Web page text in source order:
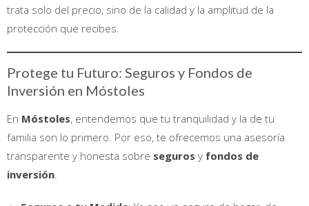
trata solo del precio, sino de la calidad y la amplitud de la
protección que recibes.
Protege tu Futuro: Seguros y Fondos de
Inversión en Móstoles
En Móstoles, entendemos que tu tranquilidad y la de tu
familia son lo primero. Por eso, te ofrecemos una asesoría
transparente y honesta sobre seguros y fondos de
inversión.